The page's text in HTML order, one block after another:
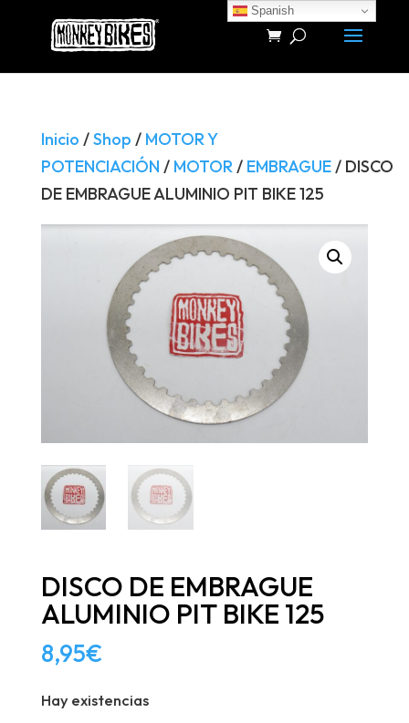
Búsqueda
productos
Inicio /Shop / MOTOR Y
POTENCIACIÓN / MOTOR/ EMBRAGUE/ DISCO
DE EMBRAGUE ALUMINIO PIT BIKE 125
DISCO DE EMBRAGUE
ALUMINIO PIT BIKE 125
8,95€
Hay existencias
Spanish